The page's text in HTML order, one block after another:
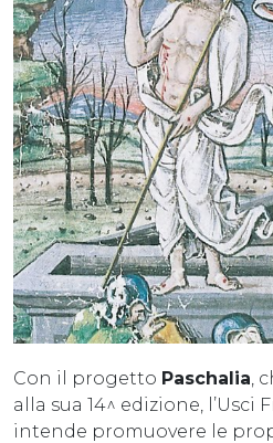
Con il progetto Paschalia ,
alla sua 14^ edizione, l’Usci
intende promuovere le